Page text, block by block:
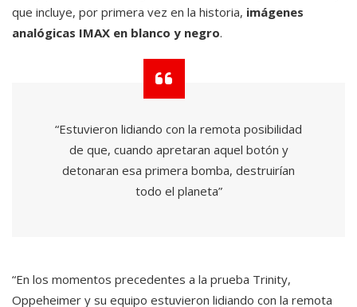
que incluye, por primera vez en la historia, imágenes
analógicas IMAX en blanco y negro.
“Estuvieron lidiando con la remota posibilidad
de que, cuando apretaran aquel botón y
detonaran esa primera bomba, destruirían
todo el planeta”
“En los momentos precedentes a la prueba Trinity,
Oppeheimer y su equipo estuvieron lidiando con la remota